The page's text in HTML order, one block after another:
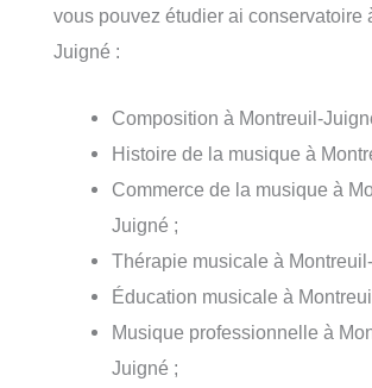
vous pouvez étudier ai conservatoire
Juigné :
Composition à Montreuil-
Histoire de la musique à
Commerce de la musique à
Juigné ;
Thérapie musicale à
Éducation musicale à
Musique professionnelle à
Juigné ;